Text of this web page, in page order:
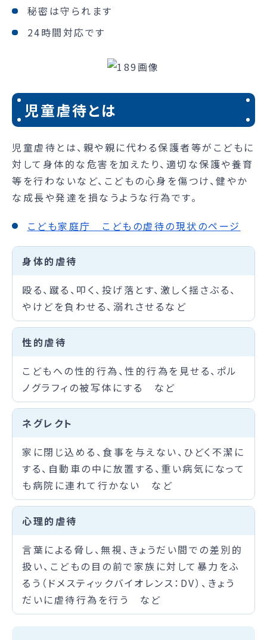
秘密は守られます
24時間対応です
児童虐待とは
児童虐待とは、親や親に代わる保護者等がこどもに
対して身体的な危害を加えたり、適切な保護や養育
等を行わないなど、こどもの心身を傷つけ、健やか
な成長や発達を損なうような行為です。
こども家庭庁 こどもの虐待の現状のページ
身体的虐待
殴る、蹴る、叩く、投げ落とす、激しく揺さぶる、
やけどを負わせる、溺れさせるなど
性的虐待
こどもへの性的行為、性的行為を見せる、ポル
ノグラフィの被写体にする など
ネグレクト
家に閉じ込める、食事を与えない、ひどく不潔に
する、自動車の中に放置する、重い病気になって
も病院に連れて行かない など
心理的虐待
言葉による脅し、無視、きょうだい間での差別的
扱い、こどもの目の前で家族に対して暴力をふ
るう（ドメスティックバイオレンス：DV）、きょう
だいに虐待行為を行う など